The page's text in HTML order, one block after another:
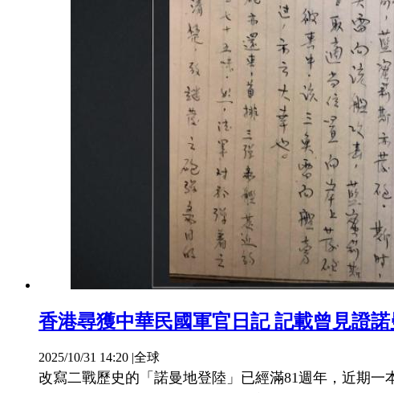
香港尋獲中華民國軍官日記 記載曾見證
2025/10/31 14:20 |全球
改寫二戰歷史的「諾曼地登陸」已經滿81週年，近期